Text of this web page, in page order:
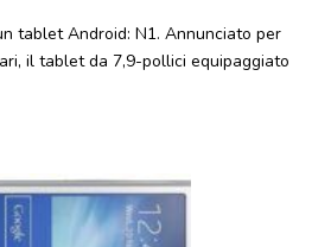
tablet Android: N1. Annunciato per
il tablet da 7,9-pollici equipaggiato